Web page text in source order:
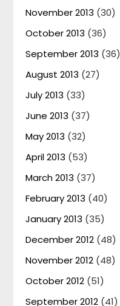
November 2013 (30)
October 2013 (36)
September 2013 (36)
August 2013 (27)
July 2013 (33)
June 2013 (37)
May 2013 (32)
April 2013 (53)
March 2013 (37)
February 2013 (40)
January 2013 (35)
December 2012 (48)
November 2012 (48)
October 2012 (51)
September 2012 (41)